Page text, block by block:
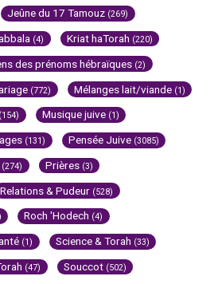
Jeûne du 17 Tamouz (269)
(4) Kriat haTorah (220)
des prénoms hébraïques (2)
(772) Mélanges lait/viande (1)
(154) Musique juive (1)
(131) Pensée Juive (3085)
(274) Prières (3)
Relations & Pudeur (528)
Roch 'Hodech (4)
(1) Science & Torah (33)
(47) Souccot (502)